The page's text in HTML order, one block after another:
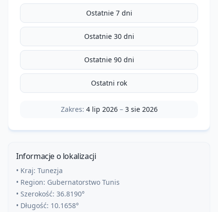
Ostatnie 7 dni
Ostatnie 30 dni
Ostatnie 90 dni
Ostatni rok
Zakres: 4 lip 2026– 3 sie 2026
Informacje o lokalizacji
• Kraj: Tunezja
• Region: Gubernatorstwo Tunis
• Szerokość: 36.8190°
• Długość: 10.1658°